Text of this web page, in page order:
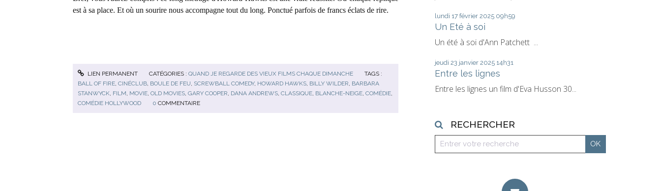
est à sa place. Et où un sourire nous accompagne tout du long. Ponctué parfois de francs éclats de rire.
LIEN PERMANENT CATÉGORIES :QUAND JE REGARDE DES VIEUX FILMS CHAQUE DIMANCHE
TAGS :
BALL OF FIRE, CINÉCLUB, BOULE DE FEU, SCREWBALL COMEDY, HOWARD HAWKS, BILLY WILDER, BARBARA
STANWYCK, FILM, MOVIE, OLD MOVIES, GARY COOPER, DANA ANDREWS, CLASSIQUE, BLANCHE-NEIGE, COMÉDIE,
COMÉDIE HOLLYWOOD
0 COMMENTAIRE
lundi 17 février 2025 09h59
Un Eté à soi
Un été à soi d'Ann Patchett ...
jeudi 23 janvier 2025 14h31
Entre les lignes
Entre les lignes un film d'Eva Husson 30...
RECHERCHER